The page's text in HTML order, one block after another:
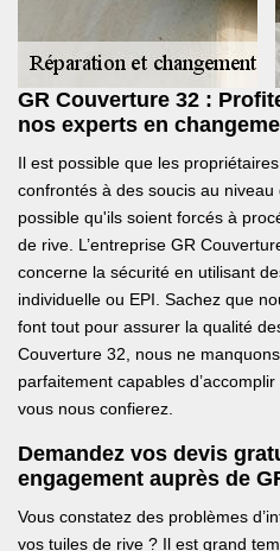
GR Couverture 32 :
nos experts en
Il est possible que les
confrontés à des soucis au
possible qu'ils soient forcés à
de rive. L’entreprise GR
concerne la sécurité en utilisant
individuelle ou EPI. Sachez que
font tout pour assurer la qualité
Couverture 32, nous ne
parfaitement capables
vous nous confierez.
Demandez vos devis
engagement auprès de
Vous constatez des problèmes
vos tuiles de rive ? Il est grand